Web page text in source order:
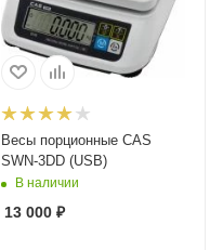
Весы порционные CAS
SWN-3DD (USB)
В наличии
13 000₽